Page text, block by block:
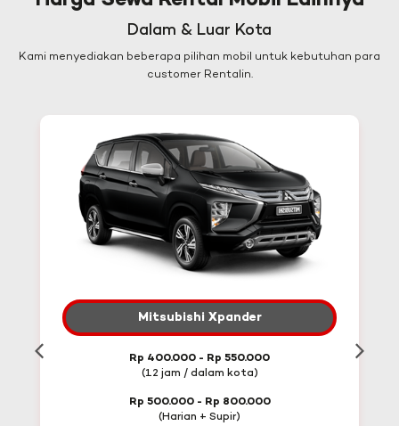
Dalam & Luar Kota
Kami menyediakan beberapa pilihan mobil untuk kebutuhan para
customer Rentalin.
Mitsubishi Xpander
Rp 400.000 - Rp 550.000
(12 jam / dalam kota)
Rp 500.000 - Rp 800.000
(Harian + Supir)